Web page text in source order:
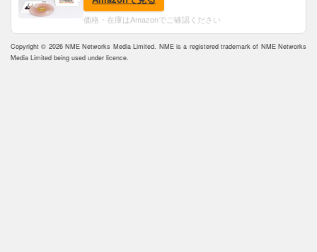
価格・在庫はAmazonでご確認ください
Copyright © 2026 NME Networks Media Limited. NME is a registered trademark of NME Networks
Media Limited being used under licence.